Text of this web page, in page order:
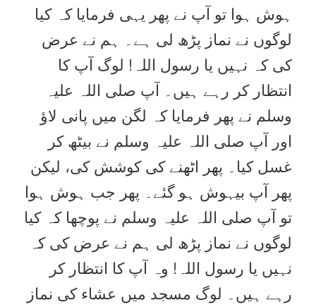
ہوش ہوا تو آپ نے پھر یہی فرمایا کہ کیا
لوگوں نے نماز پڑھ لی ہے۔ ہم نے عرض
کی کہ نہیں یا رسول اللہ! لوگ آپ کا
انتظار کر رہے ہیں۔ آپ صلی اللہ علیہ
وسلم نے پھر فرمایا کہ لگن میں پانی لاؤ
اور آپ صلی اللہ علیہ وسلم نے بیٹھ کر
غسل کیا۔ پھر اٹھنے کی کوشش کی، لیکن
پھر آپ بیہوش ہو گئے۔ پھر جب ہوش ہوا
تو آپ صلی اللہ علیہ وسلم نے پوچھا کہ کیا
لوگوں نے نماز پڑھ لی ہم نے عرض کی کہ
نہیں یا رسول اللہ! وہ آپ کا انتظار کر
رہے ہیں۔ لوگ مسجد میں عشاء کی نماز